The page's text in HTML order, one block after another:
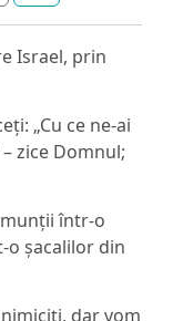
Israel, prin
„Cu ce ne-ai
zice Domnul;
într-o
o șacalilor din
dar vom